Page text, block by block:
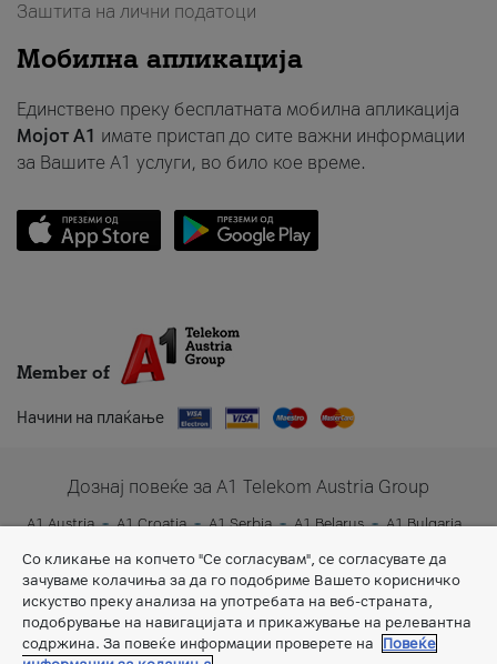
Заштита на лични податоци
Мобилна апликација
Единствено преку бесплатната мобилна апликација
Мојот A1 имате пристап до сите важни информации
за Вашите A1 услуги, во било кое време.
Member of
Начини на плаќање
Дознај повеќе за A1 Telekom Austria Group
A1 Austria A1 Croatia A1 Serbia A1 Belarus
A1 Bulgaria
Со кликање на копчето "Се согласувам", се согласувате да
зачуваме колачиња за да го подобриме Вашето корисничко
искуство преку анализа на употребата на веб-страната,
подобрување на навигацијата и прикажување на релевантна
содржина. За повеќе информации проверете на
Повеќе